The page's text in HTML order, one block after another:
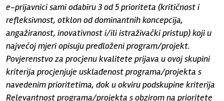
e-prijavnici sami odabiru 3 od 5 prioriteta (kritičnost i
refleksivnost, otklon od dominantnih koncepcija,
angažiranost, inovativnost i/ili istraživački pristup) koji u
najvećoj mjeri opisuju predloženi program/projekt.
Povjerenstvo za procjenu kvalitete prijava u ovoj skupini
kriterija procjenjuje usklađenost programa/projekta s
navedenim prioritetima, dok u okviru podskupine kriterija
Relevantnost programa/projekta s obzirom na prioritete